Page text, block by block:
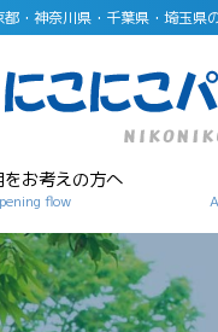
都・神奈川県・千葉県・埼玉県
をお考えの方へ
flow